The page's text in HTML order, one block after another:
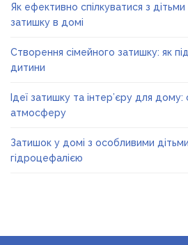
Як ефективно спілкуватися з
затишку в домі
Створення сімейного затишку: як
дитини
Ідеї затишку та інтер’єру для
атмосферу
Затишок у домі з особливими
гідроцефалією